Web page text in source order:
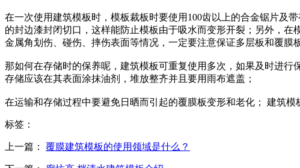
在一次使用建筑模板时，模板裁板时要使用100齿以上的合金锯片及
的封边漆封闭切口，这样能防止模板由于吸水而变形开裂；另外，
金属角划伤、碰伤、摔伤表面等情况，一定要注意保证多层板和覆膜
那如何在存储时的保养呢，建筑模板可重复使用多次，如果及时进
存储应该在其表面涂抹油剂，堆放整齐并且要用雨布遮盖；
在运输和存储过程中要避免日晒而引起的覆膜板变形和老化； 建筑
标签：
上一篇： 覆膜建筑模板的使用领域是什么？